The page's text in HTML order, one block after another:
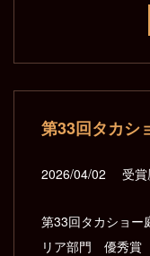
第33回タカシ
2026/04/02 受
第33回タカショー
リア部門 優秀賞